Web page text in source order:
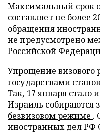
Максимальный срок
составляет не более
обращения
не предусмотрено
Российской
Упрощение
государствами
Так, 17 января стало
Израиль собираются
безвизовом режиме .
иностранных дел РФ